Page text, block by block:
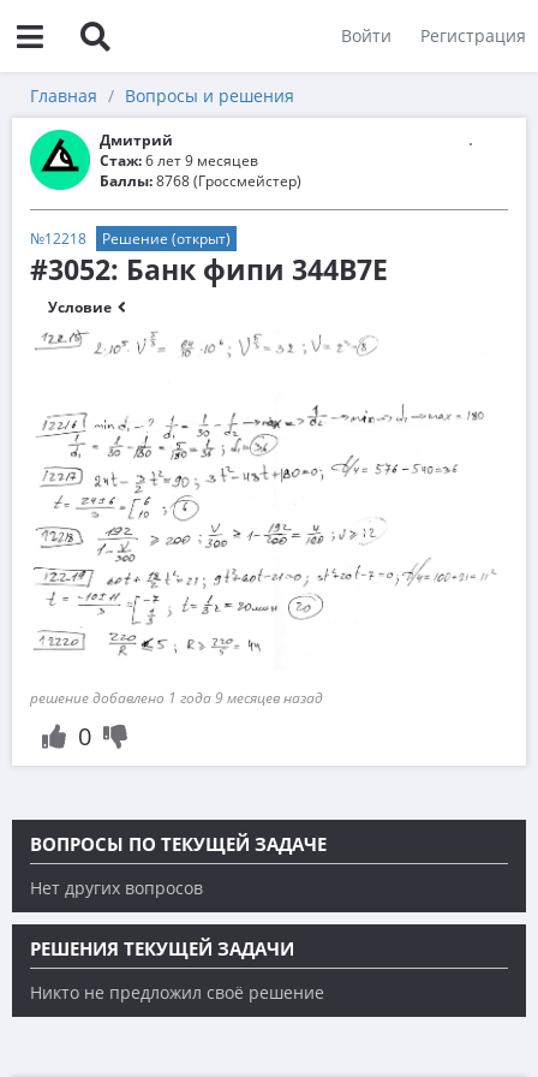
Войти Регистрация
Главная Вопросы и решения
Дмитрий
Стаж:6 лет 9 месяцев
Баллы:8768 (Гроссмейстер)
№12218 Решение (открыт)
#3052: Банк фипи 344B7E
Условие
решение добавлено 1 года 9 месяцев назад
0
ВОПРОСЫ ПО ТЕКУЩЕЙ ЗАДАЧЕ
Нет других вопросов
РЕШЕНИЯ ТЕКУЩЕЙ ЗАДАЧИ
Никто не предложил своё решение